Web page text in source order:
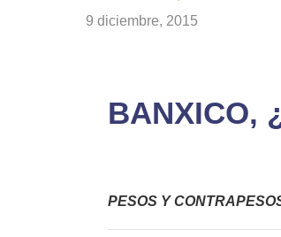
9 diciembre, 2015
BANXICO,
PESOS Y